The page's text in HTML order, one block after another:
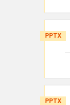
PPTX
PPTX